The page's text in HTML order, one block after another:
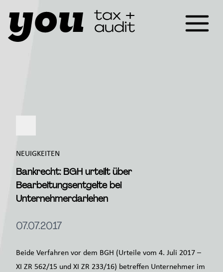
NEUIGKEITEN
Bankrecht: BGH urteilt über
Bearbeitungsentgelte bei
Unternehmerdarlehen
07.07.2017
Beide Verfahren vor dem BGH (Urteile vom 4. Juli 2017 –
XI ZR 562/15 und XI ZR 233/16) betreffen Unternehmer im